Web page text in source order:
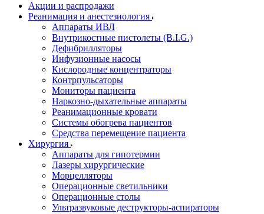
Акции и распродажи
Реанимация и анестезиология
Аппараты ИВЛ
Внутрикостные пистолеты (B.I.G.)
Дефибрилляторы
Инфузионные насосы
Кислородные концентраторы
Контрпульсаторы
Мониторы пациента
Наркозно-дыхательные аппараты
Реанимационные кровати
Системы обогрева пациентов
Средства перемещение пациента
Хирургия
Аппараты для гипотермии
Лазеры хирургические
Морцелляторы
Операционные светильники
Операционные столы
Ультразвуковые деструкторы-аспираторы